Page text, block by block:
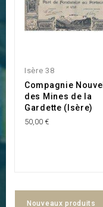
Isère 38
Compagnie
des Mines de la
Gardette (Isère)
50,00 €
Nouveaux produits